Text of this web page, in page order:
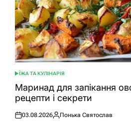
ОПУБЛІКУВАТИ
У
ЇЖА ТА КУЛІНАРІЯ
Маринад для запікання
рецепти і секрети
Оприлюднено
03.08.2026
Опубліковано
Понька Святослав